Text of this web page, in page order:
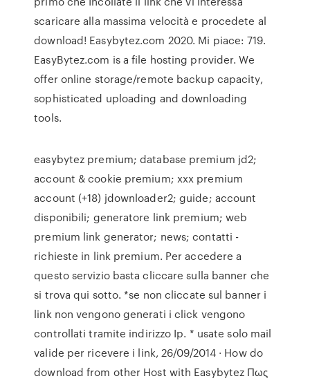
scaricare alla massima velocità e procedete al
download! Easybytez.com 2020. Mi piace: 719.
EasyBytez.com is a file hosting provider. We
offer online storage/remote backup capacity,
sophisticated uploading and downloading
tools.
easybytez premium; database premium jd2;
account & cookie premium; xxx premium
account (+18) jdownloader2; guide; account
disponibili; generatore link premium; web
premium link generator; news; contatti -
richieste in link premium. Per accedere a
questo servizio basta cliccare sulla banner che
si trova qui sotto. *se non cliccate sul banner i
link non vengono generati i click vengono
controllati tramite indirizzo Ip. * usate solo mail
valide per ricevere i link, 26/09/2014 · How do
download from other Host with Easybytez Πως